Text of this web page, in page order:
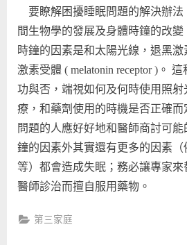
要瞭解困擾睡眠問題的解決辦法
間生物學的發展及身體時鐘的改
時鐘的因素是和太陽光線，退黑激
激素受體 ( melatonin receptor )。
功與否，端視如何及何時使用照射
療，和藥劑使用的時機是否正確而
問題的人應好好地和醫師商討可
鐘的因素外其實還有更多的因素
等）都會造成失眠；務必讓專家
醫師診治而擅自服用藥物。
第三家庭